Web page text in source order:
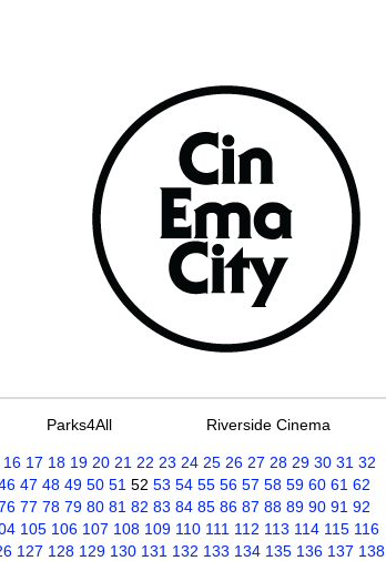
Parks4All Riverside Cinema
16 17 18 19 20 21 22 23 24 25 26 27 28 29 30 31 32
47 48 49 50 51 52 53 54 55 56 57 58 59 60 61 62
77 78 79 80 81 82 83 84 85 86 87 88 89 90 91 92
105 106 107 108 109 110 111 112 113 114 115 116
127 128 129 130 131 132 133 134 135 136 137 138